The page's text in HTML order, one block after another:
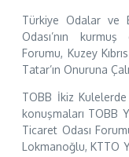
Türkiye Odalar ve
Odası’nın
Forumu, Kuzey
Tatar’ın Onuruna
TOBB İkiz Kulelerde
konuşmaları TOBB
Ticaret Odası
Lokmanoğlu, KTTO